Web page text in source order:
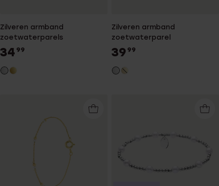
Zilveren armband
zoetwaterparels
34 99
Zilveren armband
zoetwaterparel
39 99